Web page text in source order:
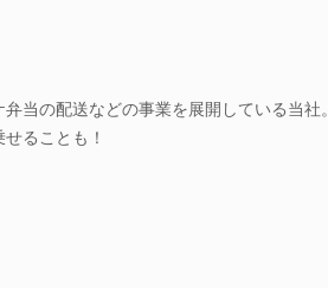
当の配送などの事業を展開している当社
ることも！